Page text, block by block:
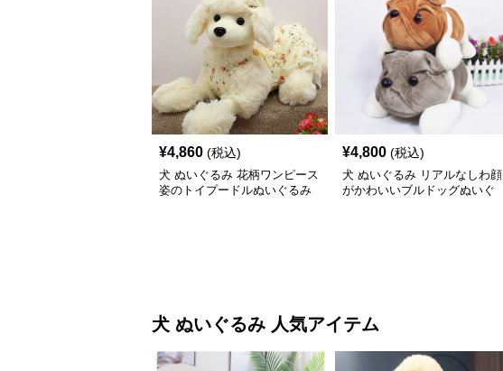
¥4,860 (税込)
犬 ぬいぐるみ 花柄ワンピース
姿のトイプードルぬいぐるみ
¥4,800 (税込)
犬 ぬいぐるみ リアルなしわ顔
がかわいいブルドッグぬいぐ
犬 ぬいぐるみ 人気アイテム